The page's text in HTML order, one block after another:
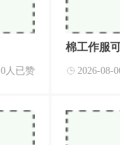
0人已赞
棉工作服
2026-08-